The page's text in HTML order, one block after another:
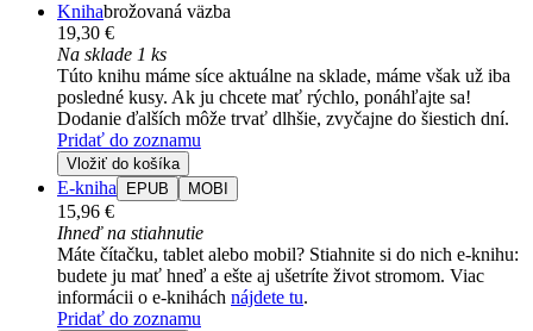
Knihabrožovaná väzba
19,30 €
Na sklade 1 ks
Túto knihu máme síce aktuálne na sklade, máme však už iba
posledné kusy. Ak ju chcete mať rýchlo, ponáhľajte sa!
Dodanie ďalších môže trvať dlhšie, zvyčajne do šiestich dní.
Pridať do zoznamu
Vložiť do košíka
E-kniha EPUB MOBI
15,96 €
Ihneď na stiahnutie
Máte čítačku, tablet alebo mobil? Stiahnite si do nich e-knihu:
budete ju mať hneď a ešte aj ušetríte život stromom. Viac
informácii o e-knihách nájdete tu.
Pridať do zoznamu